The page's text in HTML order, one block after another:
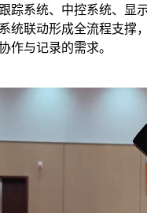
踪系统、中控系统、显
统联动形成全流程支撑
作与记录的需求。